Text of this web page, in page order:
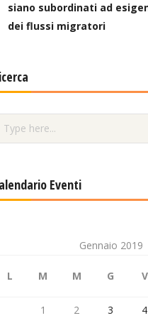
siano subordinati ad
dei flussi migratori
Eventi
Gennaio 2019
L M M G V
1 2 3 4